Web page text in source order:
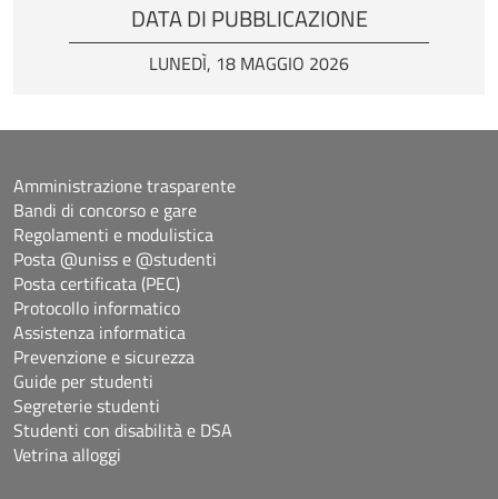
DATA DI PUBBLICAZIONE
LUNEDÌ, 18 MAGGIO 2026
Amministrazione trasparente
Bandi di concorso e gare
Regolamenti e modulistica
Posta @uniss e @studenti
Posta certificata (PEC)
Protocollo informatico
Assistenza informatica
Prevenzione e sicurezza
Guide per studenti
Segreterie studenti
Studenti con disabilità e DSA
Vetrina alloggi